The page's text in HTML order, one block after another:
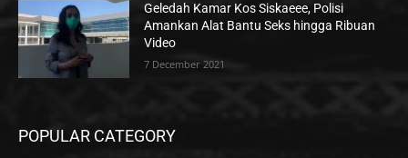
Geledah Kamar Kos Siskaeee, Polisi
Amankan Alat Bantu Seks hingga Ribuan
Video
7 December 2021
POPULAR CATEGORY